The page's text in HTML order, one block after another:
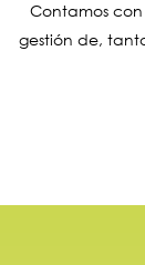
Contamos
gestión de,